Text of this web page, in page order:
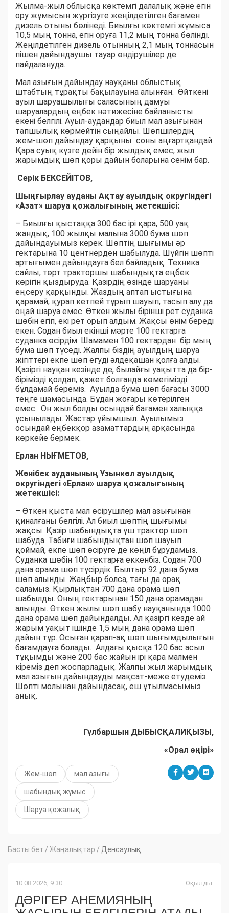
Жылма-жыл облысқа көктемгі далалық және егін
ору жұмысын жүргізуге жеңілдетілген бағамен
дизель отыны бөлінеді. Биылғы көктемгі жұмыса
10,5 мың тонна, егін оруға 11,2 мың тонна бөлінді.
Жеңілдетілген дизель отынның 2,1 мың тоннасын
пішен дайындаушы тауар өндірушілер де
пайдалануда.
Мал азығын дайындау науқаны облыстық
штабтың тұрақты бақылауына алынған. Өйткені
ауыл шаруашылығы саласының дамуы
шаруалардың еңбек нәтижесіне байланысты
екені белгілі. Ауыл-аудандар биыл мал азығынан
тапшылық көрмейтін сыңайлы. Шөпшілердің
жем-шөп дайындау қарқыны соны аңғартқандай.
Қара суық күзге дейін бір жылдық емес, жыл
жарымдық шөп қоры дайын боларына сенім бар.
Серік БЕКСЕЙІТОВ,
Шыңғырлау ауданы Ақтау ауылдық округіндегі
«Азат» шаруа қожалығының жетекшісі:
– Биылғы қыстаққа 300 бас ірі қара, 500 уақ
жандық, 100 жылқы малына 3000 бума шөп
дайындауымыз керек. Шөптің шығымы әр
гектарына 10 центнерден шабылуда. Шүйгін шөпті
артығымен дайындауға бел байладық. Техника
сайлы, төрт тракторшы шабындықта еңбек
көрігін қыздыруда. Қазірдің өзінде шаруаны
еңсеру қарқынды. Жаздың аптап ыстығына
қарамай, қурап кетпей тұрып шауып, тасып алу да
оңай шаруа емес. Өткен жылы бірінші рет суданка
шөбін егіп, екі рет орып алдым. Жақсы өнім береді
екен. Содан биыл екінші мәрте 100 гектарға
суданка өсірдім. Шамамен 100 гектардан бір мың
бума шөп түседі. Жалпы біздің ауылдың шаруа
жігіттері екпе шөп егуді әлдеқашан қолға алды.
Қазіргі науқан кезінде де, былайғы уақытта да бір-
бірімізді қолдап, қажет болғанда көмегімізді
бұлдамай береміз. Ауылда бума шөп бағасы 3000
теңге шамасында. Бұдан жоғары көтерілген
емес. Он жыл болды осындай бағамен халыққа
ұсынылады. Жастар ұйымшыл. Ауылымыз
осындай еңбекқор азаматтардың арқасында
көркейе бермек.
Ерлан НЫҒМЕТОВ,
Жәнібек ауданының Ұзынкөл ауылдық
округіндегі «Ерлан» шаруа қожалығының
жетекшісі:
– Өткен қыста мал өсірушілер мал азығынан
қиналғаны белгілі. Ал биыл шөптің шығымы
жақсы. Қазір шабындықта үш трактор шөп
шабуда. Табиғи шабындықтан шөп шауып
қоймай, екпе шөп өсіруге де көңіл бұрудамыз.
Суданка шөбін 100 гектарға еккенбіз. Содан 700
дана орама шөп түсірдік. Былтыр 92 дана бума
шөп алынды. Жаңбыр болса, тағы да орақ
саламыз. Қырлықтан 700 дана орама шөп
шабылды. Оның гектарынан 150 дана орамадан
алынды. Өткен жылы шөп шабу науқанында 1000
дана орама шөп дайындалды. Ал қазіргі кезде ай
жарым уақыт ішінде 1,5 мың дана орама шөп
дайын тұр. Осыған қарап-ақ шөп шығымдылығын
бағамдауға болады. Алдағы қысқа 120 бас асыл
тұқымды және 200 бас жайын ірі қара малмен
кіреміз деп жоспарладық. Жалпы жыл жарымдық
мал азығын дайындауды мақсат-меже етудеміз.
Шөпті молынан дайындасақ, еш ұтылмасымыз
анық.
Гүлбаршын ДЫБЫСҚАЛИҚЫЗЫ,
«Орал өңірі»
Жем-шөп мал азығы
шабындық жұмыс
Шаруа қожалық
Басты бет / Жаңалықтар / Денсаулық
10.08.2026, 9:30 Оқылды:
ДӘРІГЕР АНЕМИЯНЫҢ